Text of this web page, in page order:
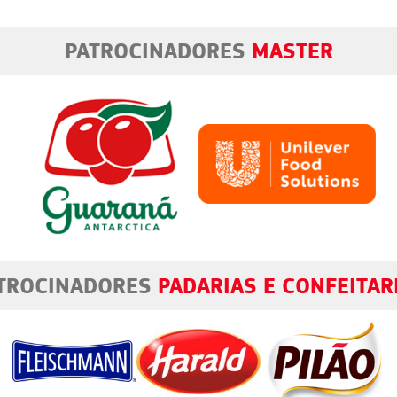
PATROCINADORES MASTER
PADARIAS E